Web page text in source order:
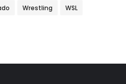
Wrestling WSL